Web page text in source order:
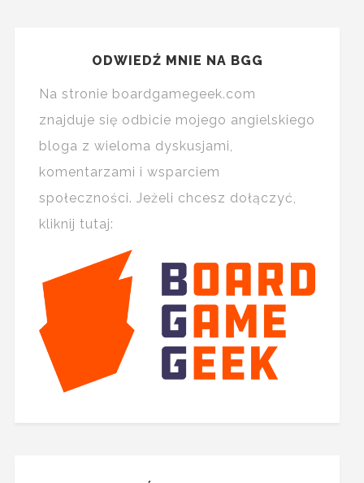
ODWIEDŹ MNIE NA BGG
Na stronie boardgamegeek.com
znajduje się odbicie mojego angielskiego
bloga z wieloma dyskusjami,
komentarzami i wsparciem
społeczności. Jeżeli chcesz dołączyć,
kliknij tutaj: